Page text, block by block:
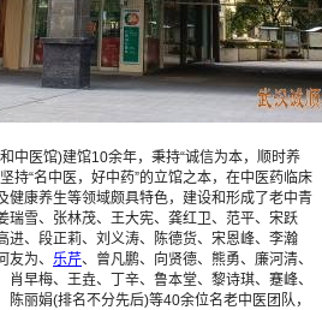
医馆)建馆10余年，秉持“诚信为本，顺时养
持“名中医，好中药”的立馆之本，在中医药临床
健康养生等领域颇具特色，建设和形成了老中青
瑞雪、张林茂、王大宪、龚红卫、范平、宋跃
进、段正莉、刘义涛、陈德货、宋恩峰、李瀚
为、 乐芹、曾凡鹏、向贤德、熊勇、廉河清、
早梅、王垚、丁辛、鲁本堂、黎诗琪、蹇峰、
丽娟(排名不分先后)等40余位名老中医团队，